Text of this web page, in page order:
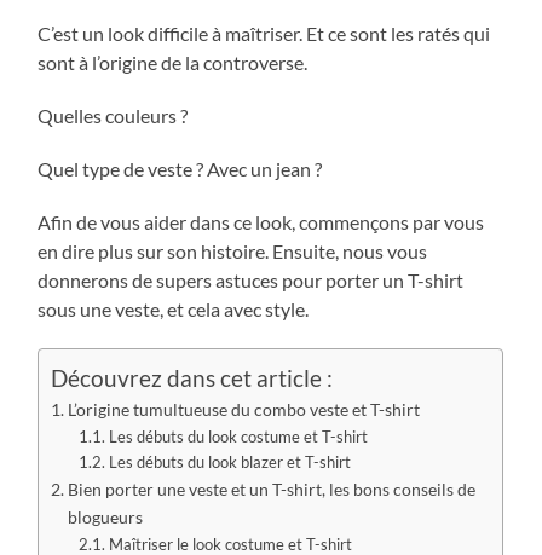
C’est un look difficile à maîtriser. Et ce sont les ratés qui
sont à l’origine de la controverse.
Quelles couleurs ?
Quel type de veste ? Avec un jean ?
Afin de vous aider dans ce look, commençons par vous
en dire plus sur son histoire. Ensuite, nous vous
donnerons de supers astuces pour porter un T-shirt
sous une veste, et cela avec style.
Découvrez dans cet article :
L’origine tumultueuse du combo veste et T-shirt
Les débuts du look costume et T-shirt
Les débuts du look blazer et T-shirt
Bien porter une veste et un T-shirt, les bons conseils de
blogueurs
Maîtriser le look costume et T-shirt